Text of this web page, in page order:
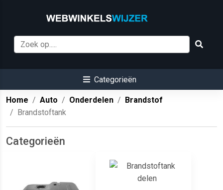
Categorieën
Home Auto Onderdelen
Brandstof
Brandstoftank
Categorieën